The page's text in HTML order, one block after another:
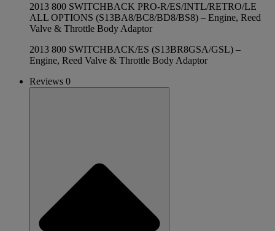
2013 800 SWITCHBACK PRO-R/ES/INTL/RETRO/LE
ALL OPTIONS (S13BA8/BC8/BD8/BS8) – Engine, Reed
Valve & Throttle Body Adaptor
2013 800 SWITCHBACK/ES (S13BR8GSA/GSL) –
Engine, Reed Valve & Throttle Body Adaptor
Reviews 0